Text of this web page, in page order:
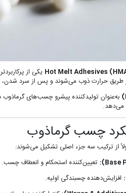
Hot Melt Adhesives یکی از
از طریق حرارت ذوب می‌شوند و پس از سرد شدن،
به‌عنوان تولیدکننده پیشرو چسب‌های گرماذوب
می‌دهد.
چسب گرماذوب
از ترکیب سه جزء اصلی تشکیل می‌شوند:
تعیین‌کننده استحکام و انعطاف چسب.
افزایش‌دهنده چسبندگی اولیه.